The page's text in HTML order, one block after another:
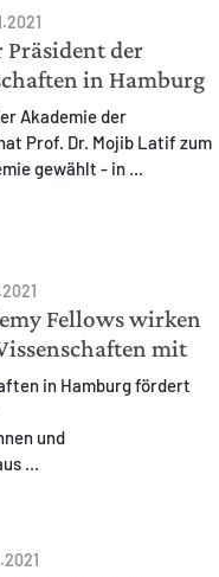
der
in Hamburg
Akademie der
Prof. Dr. Mojib Latif zum
gewählt - in ...
Fellows wirken
mit
in Hamburg fördert
und
...